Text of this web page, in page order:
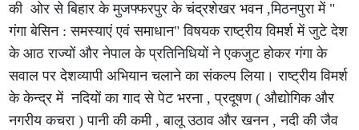
की ओर से बिहार के मुजफ्फरपुर के चंद्रशेखर भवन ,मिठनपुरा में "
गंगा बेसिन : समस्याएं एवं समाधान" विषयक राष्ट्रीय विमर्श में जुटे देश
के आठ राज्यों और नेपाल के प्रतिनिधियों ने एकजुट होकर गंगा के
सवाल पर देशव्यापी अभियान चलाने का संकल्प लिया। राष्ट्रीय विमर्श
के केन्द्र में नदियों का गाद से पेट भरना , प्रदूषण ( औद्योगिक और
नगरीय कचरा ) पानी की कमी , बालू उठाव और खनन , नदी की जैव